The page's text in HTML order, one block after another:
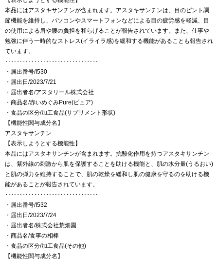
本品にはアスタキサンチンが含まれます。アスタキサンチンは、目のピント調
節機能を維持し、パソコンやスマートフォンなどによる目の疲労感を軽減、目
の使用による肩や腰の負担を和らげることが報告されています。また、仕事や
勉強に伴う一時的なストレス(イライラ感)を緩和する機能があることも報告され
ています。
‥‥‥‥‥‥‥‥‥‥‥‥‥‥‥‥
・届出番号/I530
・届出日/2023/7/21
・届出者名/アスタリール株式会社
・商品名/赤いめぐみPure(ピュア)
・食品の区分/加工食品(サプリメント形状)
【機能性関与成分名】
アスタキサンチン
【表示しようとする機能性】
本品にはアスタキサンチンが含まれます。抗酸化作用を持つアスタキサンチン
は、紫外線の刺激から肌を保護することを助ける機能と、肌の水分量(うるおい)
と肌の弾力を維持することで、肌の乾燥を緩和し肌の健康を守るのを助ける機
能があることが報告されています。
‥‥‥‥‥‥‥‥‥‥‥‥‥‥‥‥
・届出番号/I532
・届出日/2023/7/24
・届出者名/株式会社荒畑園
・商品名/食事の相棒
・食品の区分/加工食品(その他)
【機能性関与成分名】